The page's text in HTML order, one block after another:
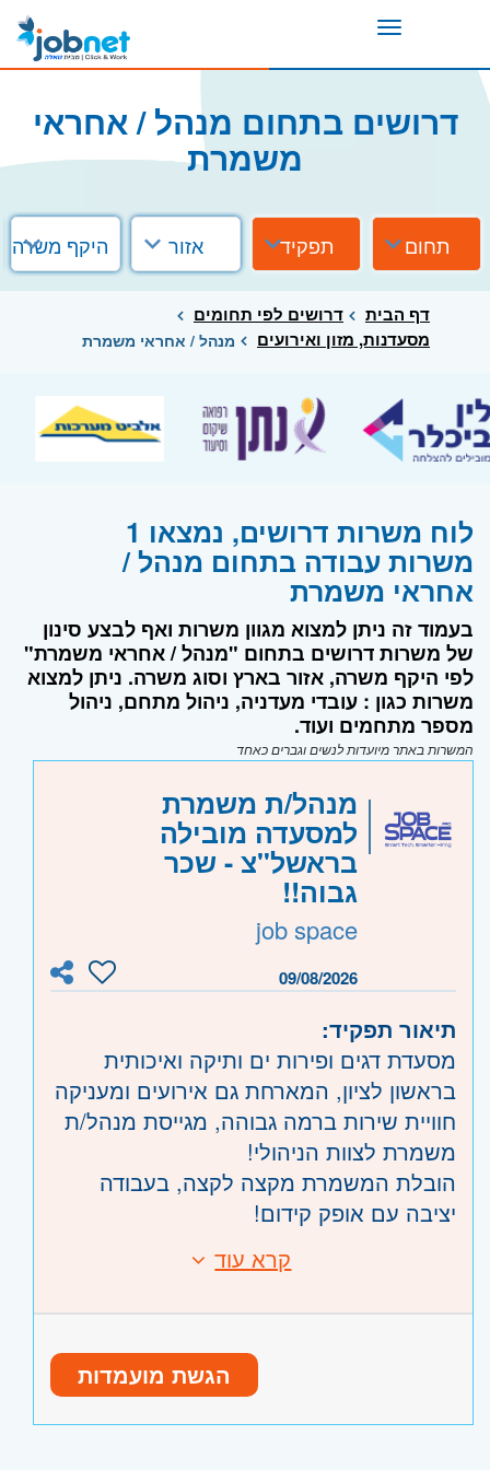
Toggle
דרושים בתחום מנהל / אחראי
משמרת
תחום תפקיד אזור היקף משרה
דף הבית
דרושים לפי תחומים
מסעדנות, מזון ואירועים
מנהל / אחראי משמרת
לוח משרות דרושים, נמצאו 1
משרות עבודה בתחום מנהל /
אחראי משמרת
בעמוד זה ניתן למצוא מגוון משרות ואף לבצע סינון
של משרות דרושים בתחום "מנהל / אחראי משמרת"
לפי היקף משרה, אזור בארץ וסוג משרה. ניתן למצוא
משרות כגון : עובדי מעדניה, ניהול מתחם, ניהול
מספר מתחמים ועוד.
המשרות באתר מיועדות לנשים וגברים כאחד
מנהל/ת משמרת
למסעדה מובילה
בראשל"צ - שכר
גבוה!!
job space
09/08/2026
תיאור תפקיד:
מסעדת דגים ופירות ים ותיקה ואיכותית
בראשון לציון, המארחת גם אירועים ומעניקה
חוויית שירות ברמה גבוהה, מגייסת מנהל/ת
משמרת לצוות הניהולי!
הובלת המשמרת מקצה לקצה, בעבודה
יציבה עם אופק קידום!
- ניהול המשמרת מתחילתה ועד סיומה.
- פתרון מצבים בזמן אמת ושמירה על
- אחריות על סדר, תפעול והובלת הצוות
- עבודה במסעדה איכותית המארחת גם
חובה.
- זמינות לעבודה במשמרות - כולל סופי
קרא עוד
הגשת מועמדות